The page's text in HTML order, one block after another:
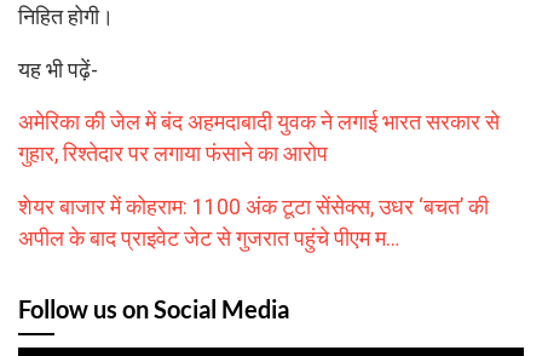
निहित होगी।
यह भी पढ़ें-
अमेरिका की जेल में बंद अहमदाबादी युवक ने लगाई भारत सरकार से
गुहार, रिश्तेदार पर लगाया फंसाने का आरोप
शेयर बाजार में कोहराम: 1100 अंक टूटा सेंसेक्स, उधर ‘बचत’ की
अपील के बाद प्राइवेट जेट से गुजरात पहुंचे पीएम म…
Follow us on Social Media